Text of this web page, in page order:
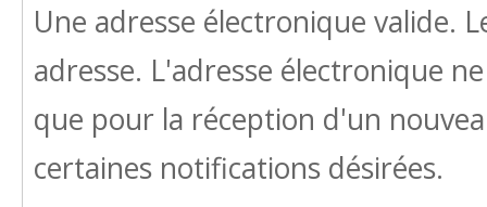
Une adresse électronique valide.
adresse. L'adresse électronique
que pour la réception d'un
certaines notifications désirées.